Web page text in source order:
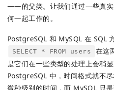
——的父类。让我们通过一些真实
何一起工作的。
PostgreSQL 和 MySQL 在 SQL
SELECT * FROM users
在这
是它们在一些类型的处理上会稍
PostgreSQL 中，时间格式就不
微秒级别的时间，而 MySQL 只